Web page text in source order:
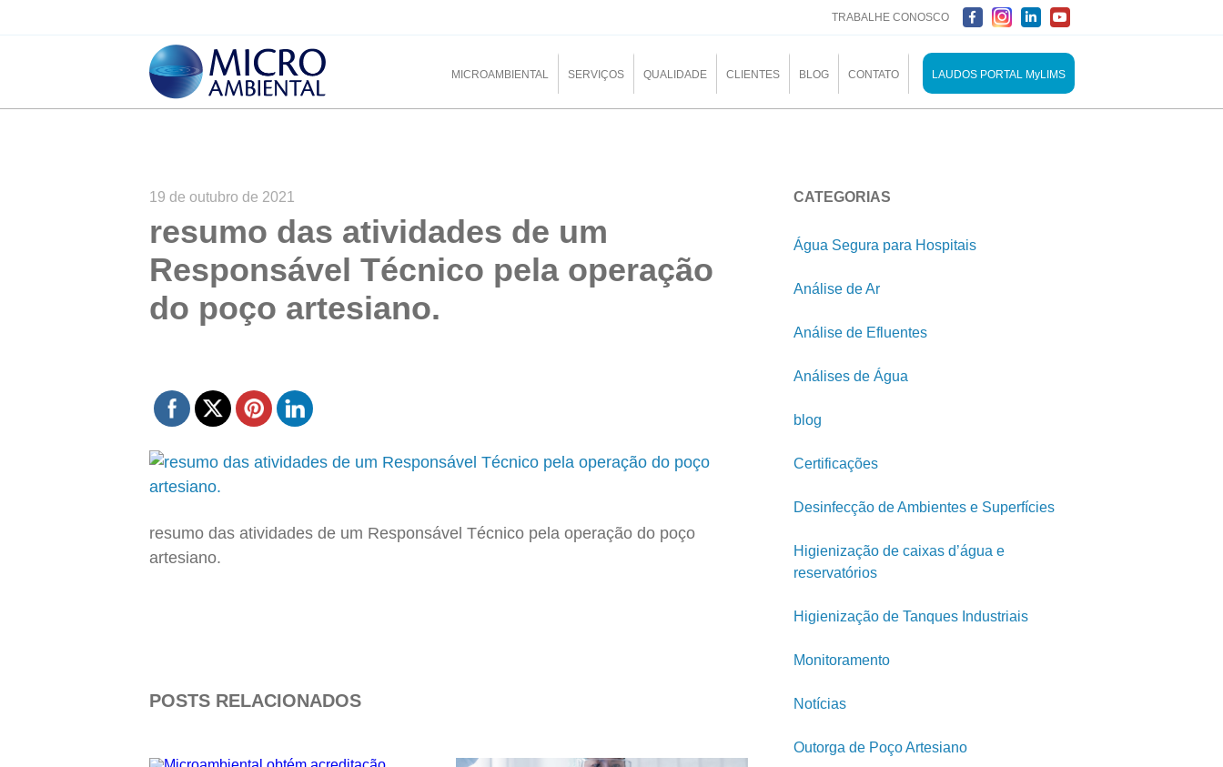
TRABALHE CONOSCO
MICROAMBIENTAL SERVIÇOS QUALIDADE CLIENTES BLOG CONTATO LAUDOS PORTAL MyLIMS
19 de outubro de 2021
resumo das atividades de um
Responsável Técnico pela operação
do poço artesiano.
resumo das atividades de um Responsável Técnico pela operação do poço
artesiano.
POSTS RELACIONADOS
CATEGORIAS
Água Segura para Hospitais
Análise de Ar
Análise de Efluentes
Análises de Água
blog
Certificações
Desinfecção de Ambientes e Superfícies
Higienização de caixas d’água e
reservatórios
Higienização de Tanques Industriais
Monitoramento
Notícias
Outorga de Poço Artesiano